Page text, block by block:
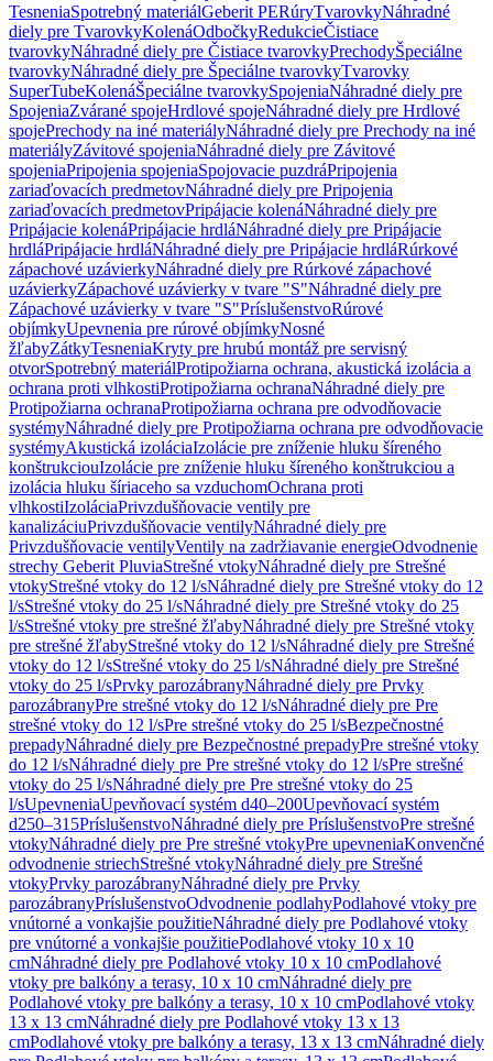
TesneniaSpotrebný materiálGeberit PERúryTvarovkyNáhradné
diely pre TvarovkyKolenáOdbočkyRedukcieČistiace
tvarovkyNáhradné diely pre Čistiace tvarovkyPrechodyŠpeciálne
tvarovkyNáhradné diely pre Špeciálne tvarovkyTvarovky
SuperTubeKolenáŠpeciálne tvarovkySpojeniaNáhradné diely pre
SpojeniaZvárané spojeHrdlové spojeNáhradné diely pre Hrdlové
spojePrechody na iné materiályNáhradné diely pre Prechody na iné
materiályZávitové spojeniaNáhradné diely pre Závitové
spojeniaPripojenia spojeniaSpojovacie puzdráPripojenia
zariaďovacích predmetovNáhradné diely pre Pripojenia
zariaďovacích predmetovPripájacie kolenáNáhradné diely pre
Pripájacie kolenáPripájacie hrdláNáhradné diely pre Pripájacie
hrdláPripájacie hrdláNáhradné diely pre Pripájacie hrdláRúrkové
zápachové uzávierkyNáhradné diely pre Rúrkové zápachové
uzávierkyZápachové uzávierky v tvare "S"Náhradné diely pre
Zápachové uzávierky v tvare "S"PríslušenstvoRúrové
objímkyUpevnenia pre rúrové objímkyNosné
žľabyZátkyTesneniaKryty pre hrubú montáž pre servisný
otvorSpotrebný materiálProtipožiarna ochrana, akustická izolácia a
ochrana proti vlhkostiProtipožiarna ochranaNáhradné diely pre
Protipožiarna ochranaProtipožiarna ochrana pre odvodňovacie
systémyNáhradné diely pre Protipožiarna ochrana pre odvodňovacie
systémyAkustická izoláciaIzolácie pre zníženie hluku šíreného
konštrukciouIzolácie pre zníženie hluku šíreného konštrukciou a
izolácia hluku šíriaceho sa vzduchomOchrana proti
vlhkostiIzoláciaPrivzdušňovacie ventily pre
kanalizáciuPrivzdušňovacie ventilyNáhradné diely pre
Privzdušňovacie ventilyVentily na zadržiavanie energieOdvodnenie
strechy Geberit PluviaStrešné vtokyNáhradné diely pre Strešné
vtokyStrešné vtoky do 12 l/sNáhradné diely pre Strešné vtoky do 12
l/sStrešné vtoky do 25 l/sNáhradné diely pre Strešné vtoky do 25
l/sStrešné vtoky pre strešné žľabyNáhradné diely pre Strešné vtoky
pre strešné žľabyStrešné vtoky do 12 l/sNáhradné diely pre Strešné
vtoky do 12 l/sStrešné vtoky do 25 l/sNáhradné diely pre Strešné
vtoky do 25 l/sPrvky parozábranyNáhradné diely pre Prvky
parozábranyPre strešné vtoky do 12 l/sNáhradné diely pre Pre
strešné vtoky do 12 l/sPre strešné vtoky do 25 l/sBezpečnostné
prepadyNáhradné diely pre Bezpečnostné prepadyPre strešné vtoky
do 12 l/sNáhradné diely pre Pre strešné vtoky do 12 l/sPre strešné
vtoky do 25 l/sNáhradné diely pre Pre strešné vtoky do 25
l/sUpevneniaUpevňovací systém d40–200Upevňovací systém
d250–315PríslušenstvoNáhradné diely pre PríslušenstvoPre strešné
vtokyNáhradné diely pre Pre strešné vtokyPre upevneniaKonvenčné
odvodnenie striechStrešné vtokyNáhradné diely pre Strešné
vtokyPrvky parozábranyNáhradné diely pre Prvky
parozábranyPríslušenstvoOdvodnenie podlahyPodlahové vtoky pre
vnútorné a vonkajšie použitieNáhradné diely pre Podlahové vtoky
pre vnútorné a vonkajšie použitiePodlahové vtoky 10 x 10
cmNáhradné diely pre Podlahové vtoky 10 x 10 cmPodlahové
vtoky pre balkóny a terasy, 10 x 10 cmNáhradné diely pre
Podlahové vtoky pre balkóny a terasy, 10 x 10 cmPodlahové vtoky
13 x 13 cmNáhradné diely pre Podlahové vtoky 13 x 13
cmPodlahové vtoky pre balkóny a terasy, 13 x 13 cmNáhradné diely